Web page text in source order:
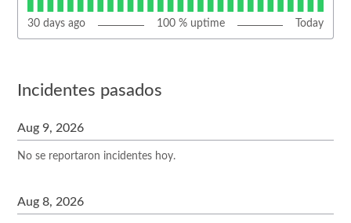
30 days ago 100% uptime Today
Incidentes pasados
Aug9, 2026
No se reportaron incidentes hoy.
Aug8, 2026